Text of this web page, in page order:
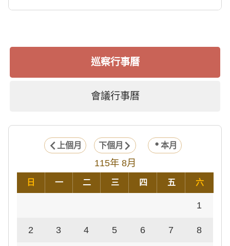
巡察行事曆
會議行事曆
上個月 下個月 本月
115年 8月
日 一 二 三 四 五 六
1
2 3 4 5 6 7 8